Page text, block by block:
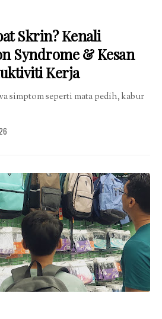
Skrin? Kenali
Syndrome & Kesan
Kerja
simptom seperti mata pedih, kabur